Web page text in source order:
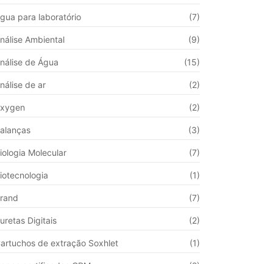
para laboratório (7)
Ambiental (9)
de Água (15)
de ar (2)
(2)
(3)
Molecular (7)
(1)
(7)
Digitais (2)
de extração Soxhlet (1)